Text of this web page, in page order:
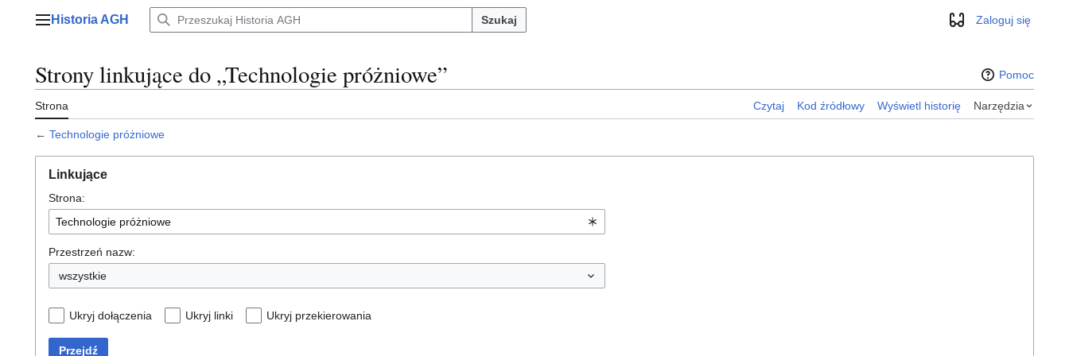
Menu główne
Historia AGH Szukaj WyglądZaloguj się
Strony linkujące do „Technologie próżniowe” Pomoc
Strona Czytaj Kod źródłowy Wyświetl historię Narzędzia
← Technologie próżniowe
Linkujące
Strona:
Przestrzeń nazw:
wszystkie
Ukryj dołączenia Ukryj linki Ukryj przekierowania
Przejdź